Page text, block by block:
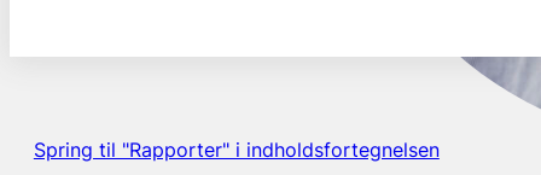
Spring til "Rapporter" i indholdsfortegnelsen